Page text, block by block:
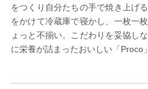
をつくり自分たちの手で焼き上げ
をかけて冷蔵庫で寝かし、一枚一
ょっと不揃い。こだわりを妥協し
に栄養が詰まったおいしい「Proco